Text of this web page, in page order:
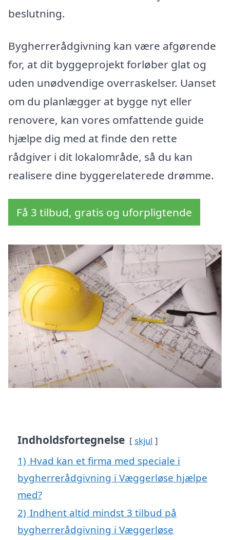
beslutning.
Bygherrerådgivning kan være afgørende
for, at dit byggeprojekt forløber glat og
uden unødvendige overraskelser. Uanset
om du planlægger at bygge nyt eller
renovere, kan vores omfattende guide
hjælpe dig med at finde den rette
rådgiver i dit lokalområde, så du kan
realisere dine byggerelaterede drømme.
Få 3 tilbud, gratis og uforpligtende
Indholdsfortegnelse skjul
1) Hvad kan et firma med speciale i
bygherrerådgivning i Væggerløse hjælpe
med?
2) Indhent altid mindst 3 tilbud på
bygherrerådgivning i Væggerløse